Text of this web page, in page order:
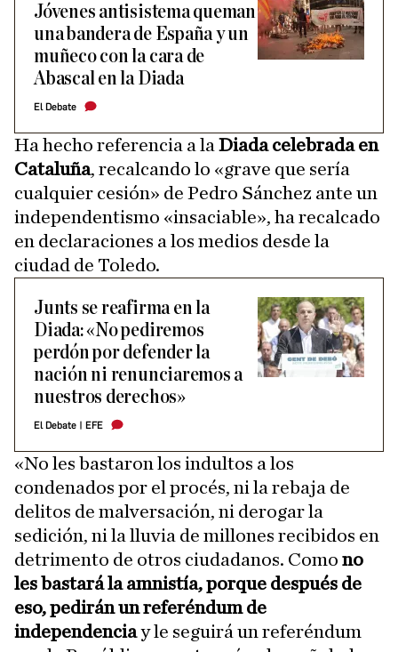
Jóvenes antisistema queman
una bandera de España y un
muñeco con la cara de
Abascal en la Diada
El Debate
Ha hecho referencia a la Diada celebrada en
Cataluña, recalcando lo «grave que sería
cualquier cesión» de Pedro Sánchez ante un
independentismo «insaciable», ha recalcado
en declaraciones a los medios desde la
ciudad de Toledo.
Junts se reafirma en la
Diada: «No pediremos
perdón por defender la
nación ni renunciaremos a
nuestros derechos»
El Debate | EFE
«No les bastaron los indultos a los
condenados por el procés, ni la rebaja de
delitos de malversación, ni derogar la
sedición, ni la lluvia de millones recibidos en
detrimento de otros ciudadanos. Como no
les bastará la amnistía, porque después de
eso, pedirán un referéndum de
independenciay le seguirá un referéndum